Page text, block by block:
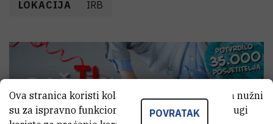
LOKACIJA IRB
POVRATAK
Ova stranica koristi kolačiće. Neki od tih kolačića nužni
su za ispravno funkcioniranje stranice, dok se drugi